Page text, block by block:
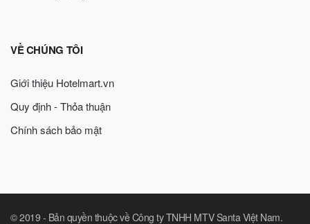
VỀ CHÚNG TÔI
Giới thiệu Hotelmart.vn
Quy định - Thỏa thuận
Chính sách bảo mật
© 2019 - Bản quyền thuộc về Công ty TNHH MTV Santa Việt Nam.